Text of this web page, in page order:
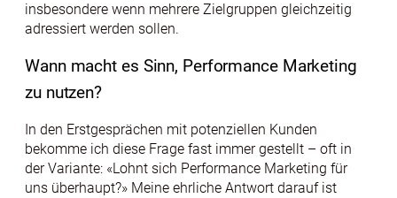
insbesondere wenn mehrere Zielgruppen gleichzeitig
adressiert werden sollen.
Wann macht es Sinn, Performance Marketing
zu nutzen?
In den Erstgesprächen mit potenziellen Kunden
bekomme ich diese Frage fast immer gestellt – oft in
der Variante: «Lohnt sich Performance Marketing für
uns überhaupt?» Meine ehrliche Antwort darauf ist